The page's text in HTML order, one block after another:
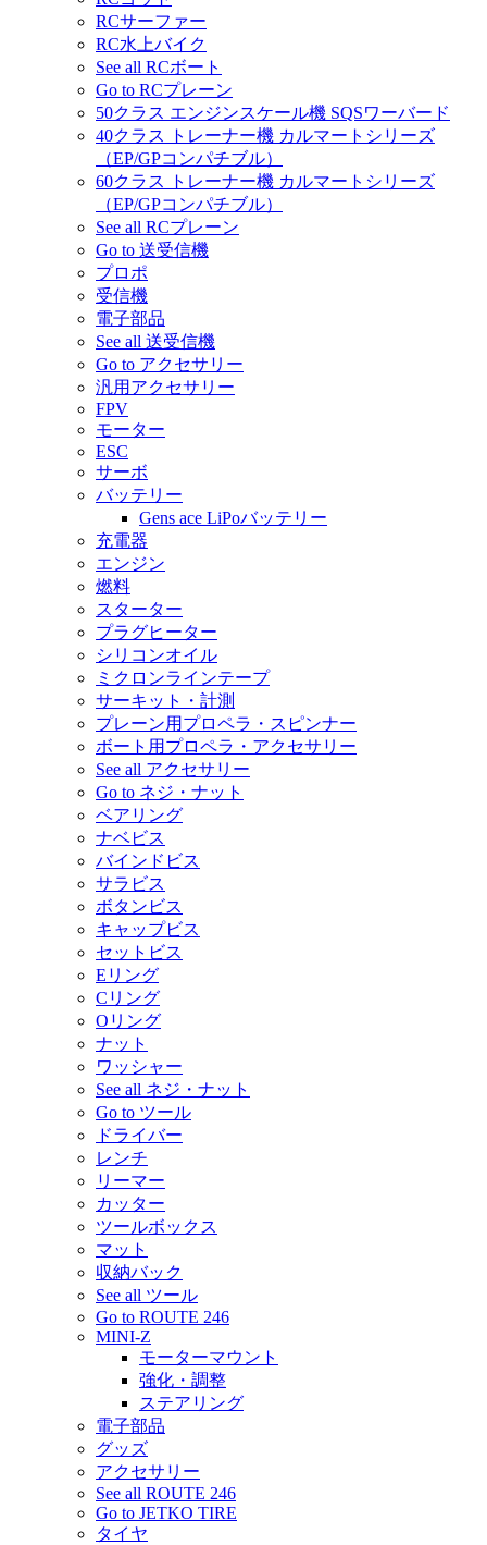
RCサーファー
RC水上バイク
See all RCボート
Go to RCプレーン
50クラス エンジンスケール機 SQSワーバード
40クラス トレーナー機 カルマートシリーズ
（EP/GPコンパチブル）
60クラス トレーナー機 カルマートシリーズ
（EP/GPコンパチブル）
See all RCプレーン
Go to 送受信機
プロポ
受信機
電子部品
See all 送受信機
Go to アクセサリー
汎用アクセサリー
FPV
モーター
ESC
サーボ
バッテリー
Gens ace LiPoバッテリー
充電器
エンジン
燃料
スターター
プラグヒーター
シリコンオイル
ミクロンラインテープ
サーキット・計測
プレーン用プロペラ・スピンナー
ボート用プロペラ・アクセサリー
See all アクセサリー
Go to ネジ・ナット
ベアリング
ナベビス
バインドビス
サラビス
ボタンビス
キャップビス
セットビス
Eリング
Cリング
Oリング
ナット
ワッシャー
See all ネジ・ナット
Go to ツール
ドライバー
レンチ
リーマー
カッター
ツールボックス
マット
収納バック
See all ツール
Go to ROUTE 246
MINI-Z
モーターマウント
強化・調整
ステアリング
電子部品
グッズ
アクセサリー
See all ROUTE 246
Go to JETKO TIRE
タイヤ